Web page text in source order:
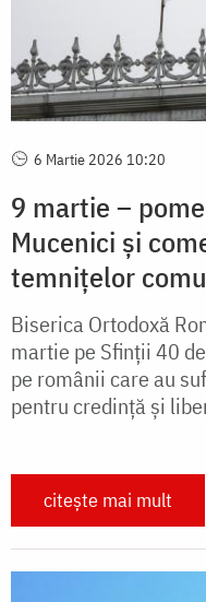
6 Martie 2026 10:20
9 martie –
Mucenici și
temnițelor
Biserica Ortodoxă
martie pe Sfinții 40
pe românii care au
pentru credință și
citește mai mult